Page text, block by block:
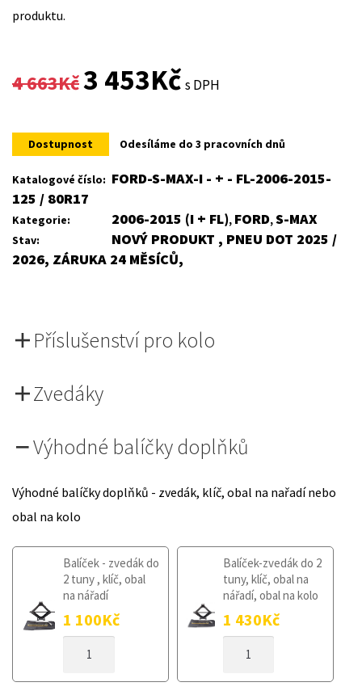
produktu.
4 663Kč
Original
was:
4
663Kč.
3 453KčCurrent
is:
3
s DPH
Dostupnost Odesíláme do 3 pracovních dnů
Katalogové číslo: FORD-S-MAX-I - + - FL-2006-2015-
125 / 80R17
Kategorie: 2006-2015 (I + FL), FORD,S-MAX
Stav:
NOVÝ PRODUKT , PNEU DOT 2025 /
2026, ZÁRUKA 24 MĚSÍCŮ,
Příslušenství pro kolo
Zvedáky
Výhodné balíčky doplňků
Výhodné balíčky doplňků - zvedák, klíč, obal na nařadí nebo
obal na kolo
Balíček - zvedák do
2 tuny , klíč, obal
na nářadí
1 100Kč
KOLESO
Balíček-zvedák do 2
tuny, klíč, obal na
nářadí, obal na kolo
1 430Kč
KOLESO